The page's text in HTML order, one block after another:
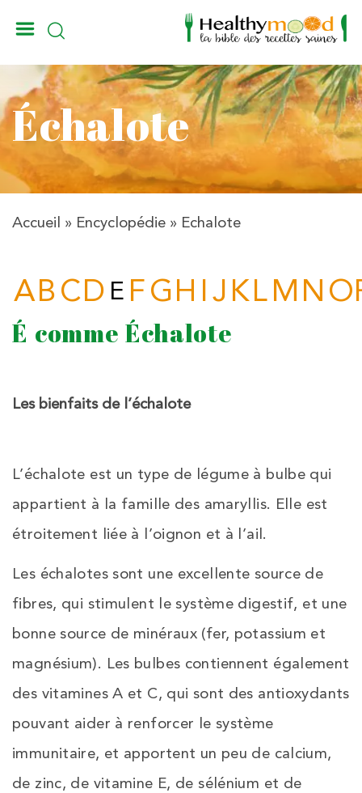
Échalote
Accueil » Encyclopédie » Echalote
ABCD E FGH IJ KLM N O
É comme Échalote
Les bienfaits de l’échalote
L’échalote est un type de légume à bulbe qui
appartient à la famille des amaryllis. Elle est
étroitement liée à l’oignon et à l’ail.
Les échalotes sont une excellente source de
fibres, qui stimulent le système digestif, et une
bonne source de minéraux (fer, potassium et
magnésium). Les bulbes contiennent également
des vitamines A et C, qui sont des antioxydants
pouvant aider à renforcer le système
immunitaire, et apportent un peu de calcium,
de zinc, de vitamine E, de sélénium et de